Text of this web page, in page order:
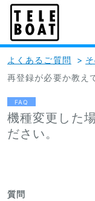
よくあるご質問 >
再登録が必要か教え
FAQ
機種変更した
ださい。
質問